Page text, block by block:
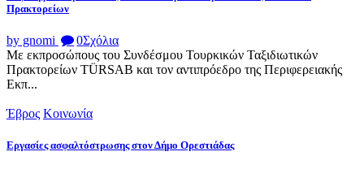
Πρακτορείων
by gnomi 0Σχόλια
Με εκπροσώπους του Συνδέσμου Τουρκικών Ταξιδιωτικών
Πρακτορείων TÜRSAB και τον αντιπρόεδρο της Περιφερειακής
Εκπ...
Έβρος Κοινωνία
Εργασίες ασφαλτόστρωσης στον Δήμο Ορεστιάδας